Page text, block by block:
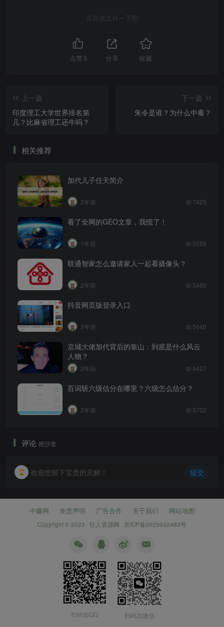
喜欢就支持一下吧
点赞 3 分享 收藏
上一篇
印度理工大学世界排名第
几？比麻省理工还牛吗？
下一篇
朱令是谁？为什么中毒？
相关推荐
加代儿子任天简介
2年前 7425
看了全网的GEO文章，我慌了！
1年前 5556
联通智家怎么邀请家人一起看摄像头？
2年前 5460
抖音网页版登录入口
2年前 5040
京城大佬加代背后的靠山：到底是什么风云
人物？
2年前 4427
百词斩六级估分在哪里？六级怎么估分？
2年前 3732
评论 抢沙发
欢迎您留下宝贵的见解！ 提交
中赚网 免责声明 广告合作 关于我们 网站地图
Copyright © 2023 · 狂人资源网 · 京ICP备2023032483号
扫码加QQ 扫码加微信